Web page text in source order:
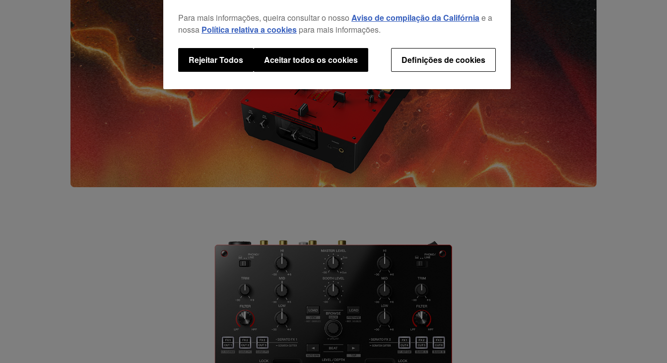
Para mais informações, queira consultar o nosso Aviso de compilação da Califórniae a
nossa Política relativa a cookies para mais informações.
Definições de cookies
Rejeitar Todos Aceitar todos os cookies